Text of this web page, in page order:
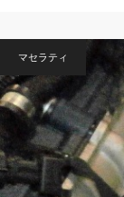
マセラティ